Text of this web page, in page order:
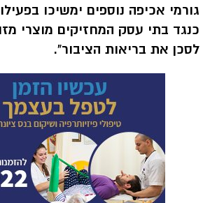
גורמי אכיפה נוספים ימשיכו
כנגד בתי עסק המחזיקים מוצרי
לסכן את בריאות הציבור".